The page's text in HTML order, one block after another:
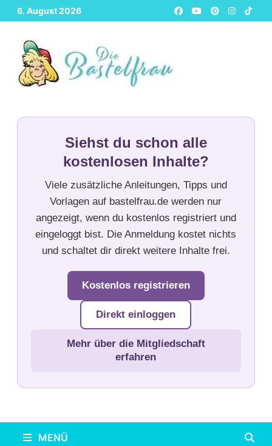
Zurück
zum
Inhalt
6. August 2026
Siehst du schon alle
kostenlosen Inhalte?
Viele zusätzliche Anleitungen, Tipps und
Vorlagen auf bastelfrau.de werden nur
angezeigt, wenn du kostenlos registriert und
eingeloggt bist. Die Anmeldung kostet nichts
und schaltet dir direkt weitere Inhalte frei.
Kostenlos registrieren
Direkt einloggen
Mehr über die Mitgliedschaft
erfahren
MENÜ